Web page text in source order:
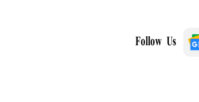
Follow Us